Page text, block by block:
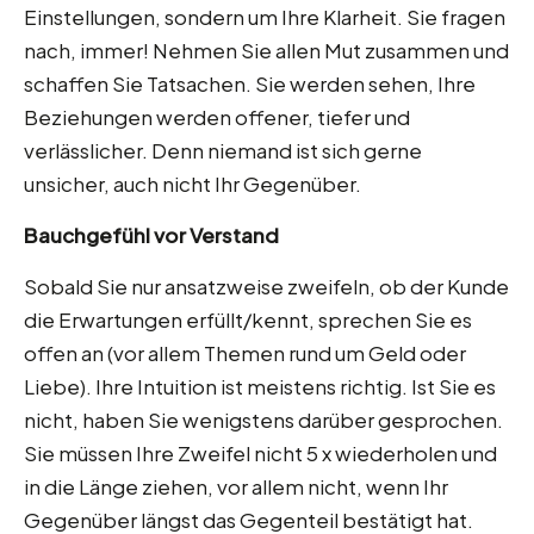
Einstellungen, sondern um Ihre Klarheit. Sie fragen
nach, immer! Nehmen Sie allen Mut zusammen und
schaffen Sie Tatsachen. Sie werden sehen, Ihre
Beziehungen werden offener, tiefer und
verlässlicher. Denn niemand ist sich gerne
unsicher, auch nicht Ihr Gegenüber.
Bauchgefühl vor Verstand
Sobald Sie nur ansatzweise zweifeln, ob der Kunde
die Erwartungen erfüllt/kennt, sprechen Sie es
offen an (vor allem Themen rund um Geld oder
Liebe). Ihre Intuition ist meistens richtig. Ist Sie es
nicht, haben Sie wenigstens darüber gesprochen.
Sie müssen Ihre Zweifel nicht 5 x wiederholen und
in die Länge ziehen, vor allem nicht, wenn Ihr
Gegenüber längst das Gegenteil bestätigt hat.